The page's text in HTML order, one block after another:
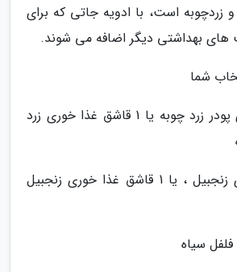
و زردچوبه است، با ادویه جاتی که برای
بهداشتی دیگر اضافه می شوند.
1 قاشق چای خوری پودر زرد چوبه یا 1 قاشق غذا خوری زرد
1 قاشق چای خوری زنجبیل ، یا 1 قاشق غذا خوری زنجبیل